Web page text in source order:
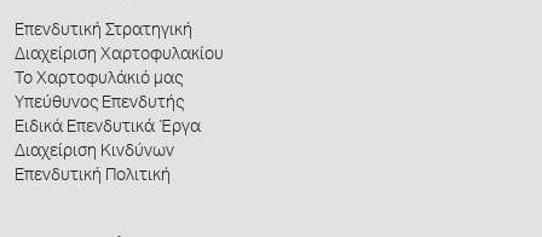
Επενδυτική Στρατηγική
Διαχείριση Χαρτοφυλακίου
Το Χαρτοφυλάκιό μας
Υπεύθυνος Επενδυτής
Ειδικά Επενδυτικά Έργα
Διαχείριση Κινδύνων
Επενδυτική Πολιτική